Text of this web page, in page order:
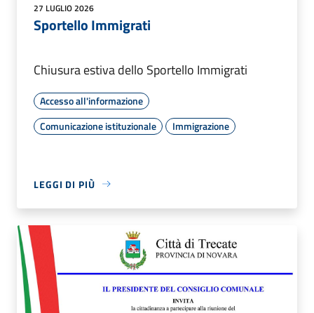
27 LUGLIO 2026
Sportello Immigrati
Chiusura estiva dello Sportello Immigrati
Accesso all'informazione
Comunicazione istituzionale
Immigrazione
LEGGI DI PIÙ